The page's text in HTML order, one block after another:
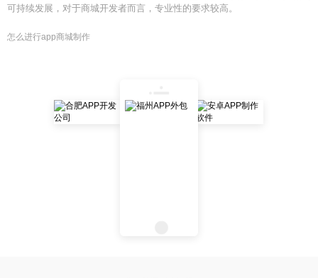
可持续发展，对于商城开发者而言，专业性的要求较高。
怎么进行app商城制作